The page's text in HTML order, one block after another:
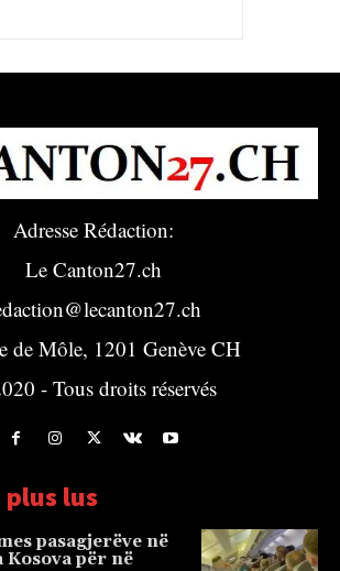
Adresse Rédaction:
Le Canton27.ch
de Môle, 1201 Genève CH
- Tous droits réservés
lus
pasagjerëve në
për në